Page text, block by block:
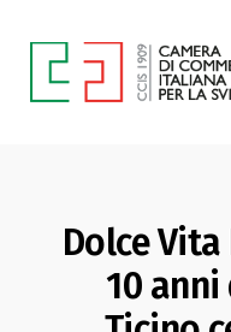
Dolce
10 anni